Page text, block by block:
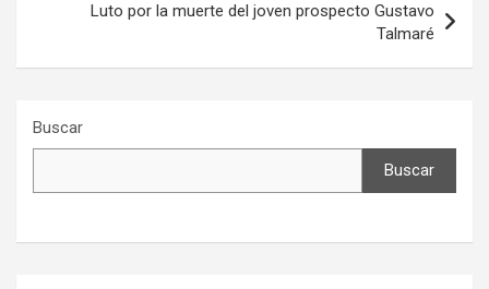
Luto por la muerte del joven prospecto Gustavo
Talmaré
Buscar
Buscar